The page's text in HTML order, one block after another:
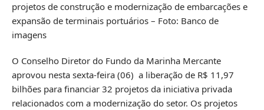
projetos de construção e modernização de embarcações e
expansão de terminais portuários – Foto: Banco de
imagens
O Conselho Diretor do Fundo da Marinha Mercante
aprovou nesta sexta-feira (06) a liberação de R$ 11,97
bilhões para financiar 32 projetos da iniciativa privada
relacionados com a modernização do setor. Os projetos